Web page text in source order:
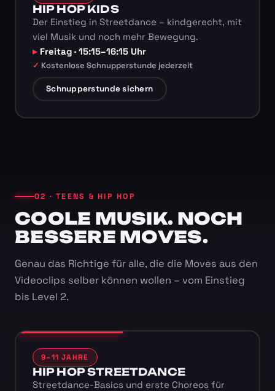
HIP HOP KIDS
Der Einstieg in Streetdance – kindgerecht, mit
viel Musik und noch mehr Bewegung.
Freitag · 15:15–16:15 Uhr
Kostenlose Schnupperstunde jederzeit
Schnupperstunde sichern
02 · TEENS & HIP HOP
COOLE MUSIK. NOCH
BESSERE MOVES.
Genau das Richtige für alle, die die Moves aus den
Videoclips selber können wollen – vom Einstieg
bis Level 2.
9–11 JAHRE
HIP HOP STREETDANCE
Streetdance-Basics und erste Choreos für